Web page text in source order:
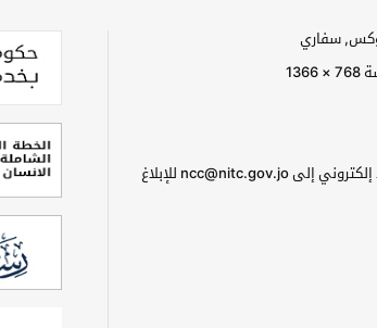
يرجى الاتصال على 065008080 أو إرسال بريد إلكتروني إلى ncc@nitc.gov.jo للإبلاغ